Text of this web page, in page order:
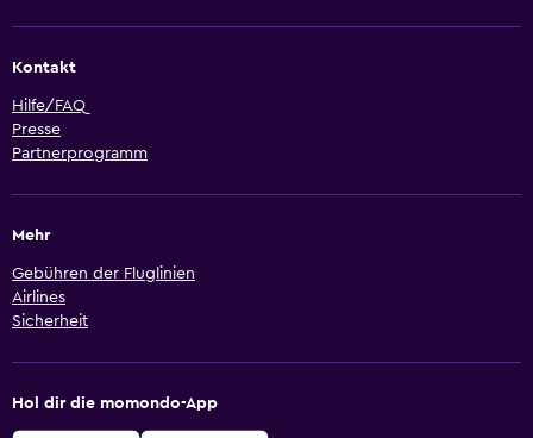
Kontakt
Hilfe/FAQ
Presse
Partnerprogramm
Mehr
Gebühren der Fluglinien
Airlines
Sicherheit
Hol dir die momondo-App